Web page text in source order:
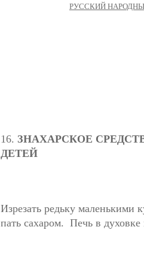
РУССКИЙ
16. ЗНАХАРСКОЕ
ДЕТЕЙ
Изрезать редьку
пать сахаром. Печь в духовке